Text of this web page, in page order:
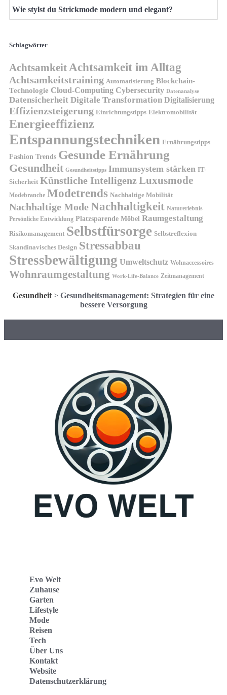
Wie stylst du Strickmode modern und elegant?
Schlagwörter
AchtsamkeitAchtsamkeit im Alltag
Achtsamkeitstraining Automatisierung Blockchain-
Technologie Cloud-Computing Cybersecurity Datenanalyse
Datensicherheit Digitale Transformation Digitalisierung
Effizienzsteigerung Einrichtungstipps Elektromobilität
Energieeffizienz
Entspannungstechniken Ernährungstipps
Fashion Trends Gesunde Ernährung
Gesundheit Gesundheitstipps Immunsystem stärken IT-
Sicherheit Künstliche IntelligenzLuxusmode
Modebranche Modetrends Nachhaltige Mobilität
Nachhaltige ModeNachhaltigkeit Naturerlebnis
Persönliche Entwicklung Platzsparende Möbel Raumgestaltung
Risikomanagement Selbstfürsorge Selbstreflexion
Skandinavisches Design Stressabbau
Stressbewältigung Umweltschutz Wohnaccessoires
Wohnraumgestaltung Work-Life-Balance Zeitmanagement
Gesundheit > Gesundheitsmanagement: Strategien für eine
bessere Versorgung
Evo Welt
Zuhause
Garten
Lifestyle
Mode
Reisen
Tech
Über Uns
Kontakt
Website
Datenschutzerklärung